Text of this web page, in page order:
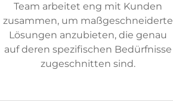
Team arbeitet eng mit Kunden
zusammen, um maßgeschneiderte
Lösungen anzubieten, die genau
auf deren spezifischen Bedürfnisse
zugeschnitten sind.